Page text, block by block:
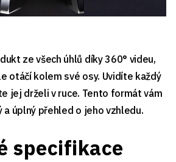
ze všech úhlů díky 360° videu,
otáčí kolem své osy. Uvidíte každý
jej drželi v ruce. Tento formát vám
a úplný přehled o jeho vzhledu.
specifikace